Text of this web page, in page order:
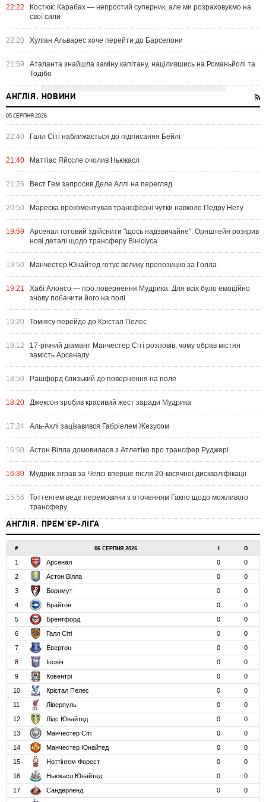
22:22
Костюк: Карабах — непростий суперник, але ми розраховуємо на
свої сили
22:20 Хуліан Альварес хоче перейти до Барселони
21:59
Аталанта знайшла заміну капітану, націлившись на Романьйолі та
Тодібо
АНГЛІЯ. НОВИНИ
05 СЕРПНЯ 2026
22:40 Галл Сіті наближається до підписання Бейлі
21:40 Маттіас Яйссле очолив Ньюкасл
21:26 Вест Гем запросив Деле Аллі на перегляд
20:50 Мареска прокоментував трансферні чутки навколо Педру Нету
19:59
Арсенал готовий здійснити "щось надзвичайне": Орнштейн розкрив
нові деталі щодо трансферу Вінісіуса
19:50 Манчестер Юнайтед готує велику пропозицію за Голла
19:21
Хабі Алонсо — про повернення Мудрика: Для всіх було емоційно
знову побачити його на полі
19:20 Томіясу перейде до Крістал Пелес
19:12
17-річний діамант Манчестер Сіті розповів, чому обрав містян
замість Арсеналу
18:50 Рашфорд близький до повернення на поле
18:20 Джексон зробив красивий жест заради Мудрика
17:24 Аль-Ахлі зацікавився Габріелем Жезусом
16:50 Астон Вілла домовилася з Атлетіко про трансфер Руджері
16:30 Мудрик зіграв за Челсі вперше після 20-місячної дискваліфікації
15:56
Тоттенгем веде перемовини з оточенням Гакпо щодо можливого
трансферу
АНГЛІЯ. ПРЕМ'ЄР-ЛІГА
# 06 СЕРПНЯ 2026 І О
1 Арсенал 0
0
2
Астон Вілла 0
0
3
Борнмут 0
0
4
Брайтон 0
0
5
Брентфорд 0
0
6
Галл Сіті 0
0
7
Евертон 0
0
8
Іпсвіч 0
0
9
Ковентрі 0
0
10
Крістал Пелес 0
0
11
Ліверпуль 0
0
12
Лідс Юнайтед 0
0
13
Манчестер Сіті 0
0
14
Манчестер Юнайтед 0
0
15
Ноттінгем Форест 0
0
16
Ньюкасл Юнайтед 0
0
17
Сандерленд 0
0